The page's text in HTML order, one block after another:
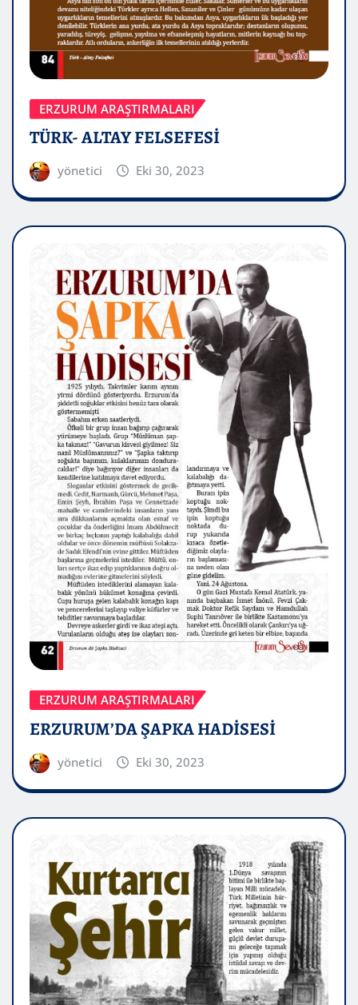
ERZURUM ARAŞTIRMALARI
TÜRK- ALTAY FELSEFESİ
yönetici Eki 30, 2023
ERZURUM ARAŞTIRMALARI
ERZURUM’DA ŞAPKA HADİSESİ
yönetici Eki 30, 2023